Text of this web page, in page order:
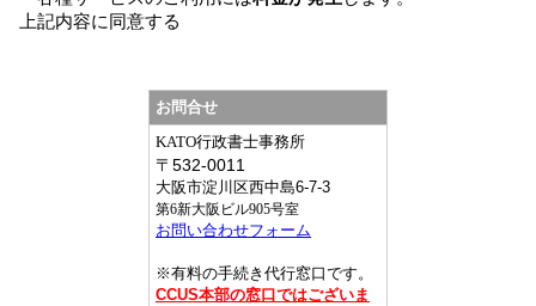
お問合せ
KATO行政書士事務所
〒 532-0011
大阪市淀川区西中島6-7-3
第6新大阪ビル905号室
お問い合わせフォーム
※有料の手続き代行窓口です。
CCUS本部の窓口ではございま